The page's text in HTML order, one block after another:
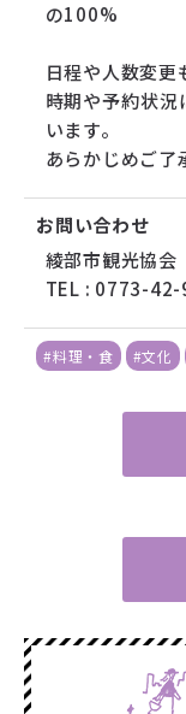
の100%
日程や人数変更
時期や予約状
います。
あらかじめご了
お問い合わせ
綾部市観光協会
TEL : 0773-42-
#料理・食 #文化